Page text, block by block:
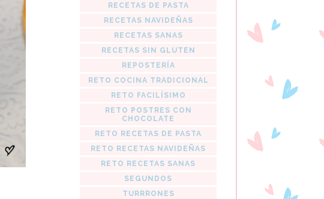
RECETAS DE PASTA
RECETAS NAVIDEÑAS
RECETAS SANAS
RECETAS SIN GLUTEN
REPOSTERÍA
RETO COCINA TRADICIONAL
RETO FACILÍSIMO
RETO POSTRES CON
CHOCOLATE
RETO RECETAS DE PASTA
RETO RECETAS NAVIDEÑAS
RETO RECETAS SANAS
SEGUNDOS
TURRRONES